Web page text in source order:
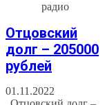
радио
Отцовский
долг – 205000
рублей
01.11.2022